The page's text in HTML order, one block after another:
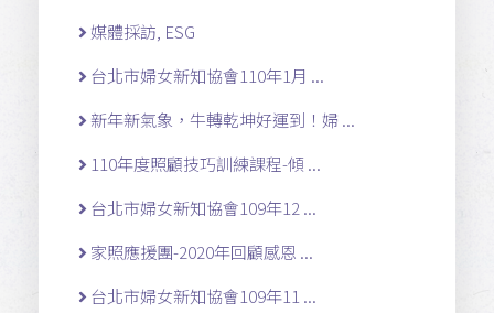
媒體採訪, ESG
台北市婦女新知協會110年1月 ...
新年新氣象，牛轉乾坤好運到！婦 ...
110年度照顧技巧訓練課程-傾 ...
台北市婦女新知協會109年12 ...
家照應援團-2020年回顧感恩 ...
台北市婦女新知協會109年11 ...